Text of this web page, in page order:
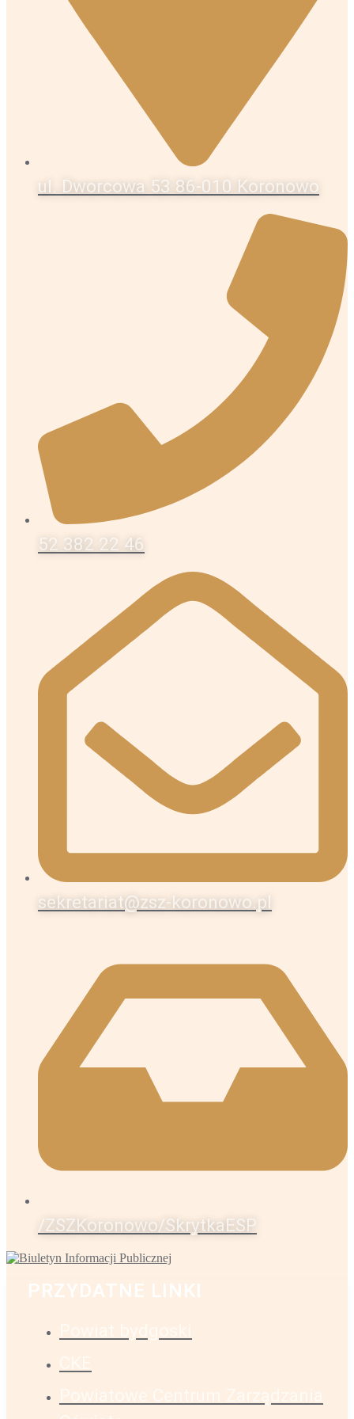
ul. Dworcowa 53 86-010 Koronowo
52 382 22 46
sekretariat@zsz-koronowo.pl
/ZSZKoronowo/SkrytkaESP
PRZYDATNE LINKI